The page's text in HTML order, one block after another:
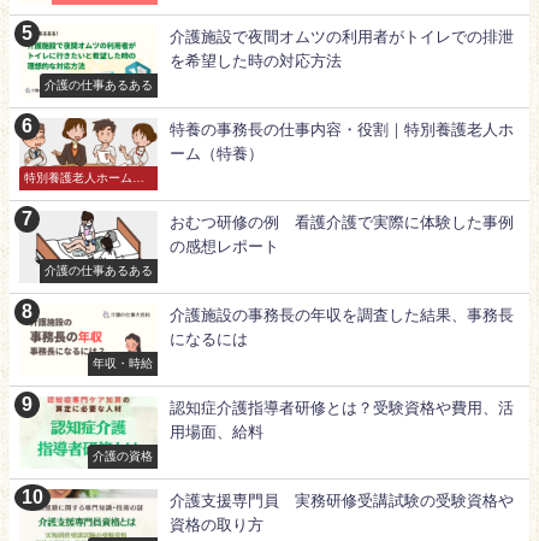
介護の仕事あるある
介護施設で夜間オムツの利用者がトイレでの排泄
を希望した時の対応方法
特別養護老人ホーム
特養の事務長の仕事内容・役割｜特別養護老人ホ
ーム（特養）
介護の仕事あるある
おむつ研修の例 看護介護で実際に体験した事例
の感想レポート
年収・時給
介護施設の事務長の年収を調査した結果、事務長
になるには
介護の資格
認知症介護指導者研修とは？受験資格や費用、活
用場面、給料
介護支援専門員 実務研修受講試験の受験資格や
資格の取り方